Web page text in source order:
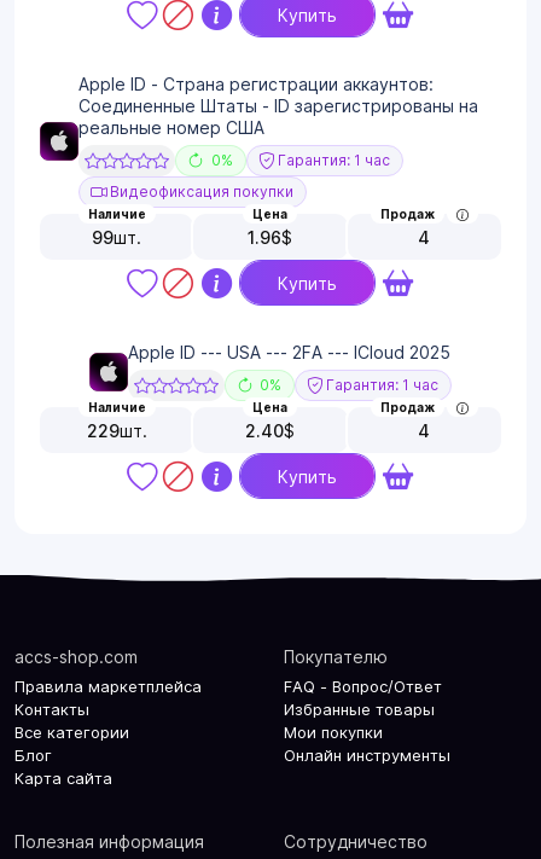
Купить
Apple ID - Страна регистрации аккаунтов:
Соединенные Штаты - ID зарегистрированы на
реальные номер США
0%
Гарантия: 1 час
Видеофиксация покупки
Наличие
99шт.
Цена
1.96$
Продаж
4
Купить
Apple ID --- USA --- 2FA --- ICloud 2025
0% Гарантия: 1 час
Наличие
229шт.
Цена
2.40$
Продаж
4
Купить
accs-shop.com
Правила маркетплейса
Контакты
Все категории
Блог
Карта сайта
Покупателю
FAQ - Вопрос/Ответ
Избранные товары
Мои покупки
Онлайн инструменты
Полезная информация Сотрудничество